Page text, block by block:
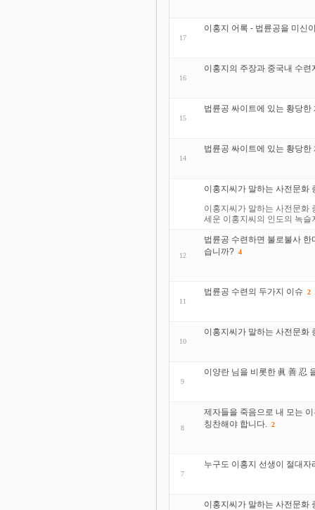
17
이홍지 어록 - 법륜공을 미신
16
이홍지의 주장과 중국내 수
15
법륜공 싸이트에 있는 황당한
14
법륜공 싸이트에 있는 황당한
이홍지씨가 말하는 사전문화
이홍지씨가 말하는 사전문화
세운 이홍지씨의 인도의 녹슬
12
법륜공 수련하면 불로불사
습니까? 4
11
법륜공 수련의 두가지 이슈 2
10
이홍지씨가 말하는 사전문화
9
이양란 님을 비롯한 眞 善 忍
8
제자들을 죽음으로 내 모는
칭찬해야 합니다.
2
7
누구도 이홍지 선생이 절대
이홍지씨가 말하는 사전문화